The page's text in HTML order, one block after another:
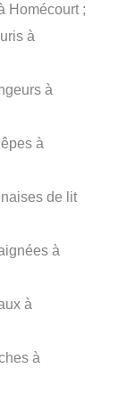
Homécourt ;
à
à
à
de lit
à
à
à